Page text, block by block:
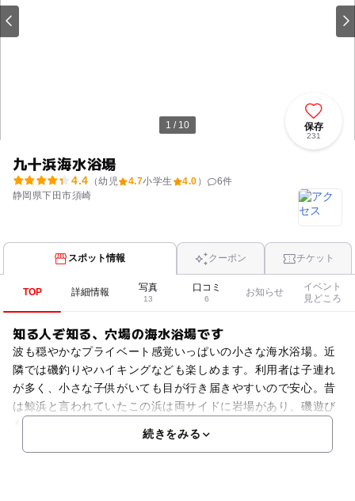
1 / 10
九十浜海水浴場
4.4 （幼児 4.7小学生 4.0 ） 6件
静岡県下田市須崎
保存
231
スポット情報 クーポン チケット
TOP 詳細情報 写真
13
口コミ
6
お知らせ
イベント
見どころ
知る人ぞ知る、穴場の海水浴場です
波も穏やかなプライベート感覚いっぱいの小さな海水浴場。近
隣では磯釣りやハイキングなども楽しめます。利用者は子連れ
が多く、小さな子供がいても目が行き届きやすいので安心。昔
は鯨浜と言われていたこの浜は両サイドに岩場があり、磯遊び
続きをみる